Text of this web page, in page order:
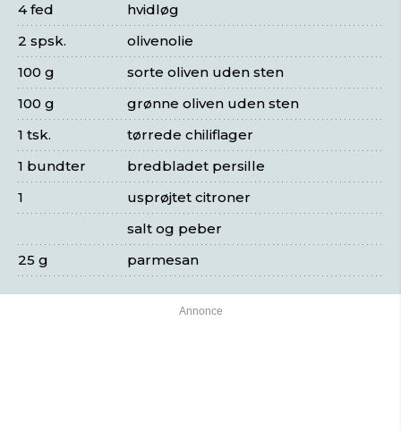
hvidløg
4 fed
olivenolie
2 spsk.
sorte oliven uden sten
100 g
grønne oliven uden sten
100 g
tørrede chiliflager
1 tsk.
bredbladet persille
1 bundter
usprøjtet citroner
1
salt og peber
parmesan
25 g